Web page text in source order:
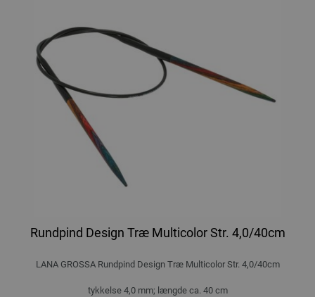
Rundpind Design Træ Multicolor Str. 4,0/40cm
LANA GROSSA Rundpind Design Træ Multicolor Str. 4,0/40cm
tykkelse 4,0 mm; længde ca. 40 cm